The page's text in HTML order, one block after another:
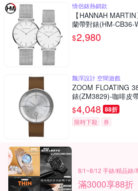
情侶錶熱銷款
【HANNAH
蘭帶對錶(HM-CB36-
$2,980
飄浮設計 空間遊戲
ZOOM FLOATING
錶(ZM3829)-咖啡皮
$4,048 88折
限時下殺 券
滿3000享88折